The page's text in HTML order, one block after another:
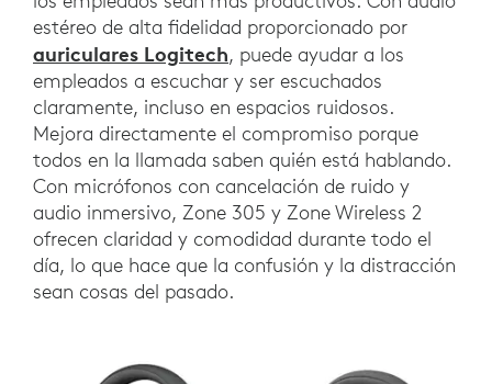
estéreo de alta fidelidad proporcionado por
auriculares Logitech, puede ayudar a los
empleados a escuchar y ser escuchados
claramente, incluso en espacios ruidosos.
Mejora directamente el compromiso porque
todos en la llamada saben quién está hablando.
Con micrófonos con cancelación de ruido y
audio inmersivo, Zone 305 y Zone Wireless 2
ofrecen claridad y comodidad durante todo el
día, lo que hace que la confusión y la distracción
sean cosas del pasado.